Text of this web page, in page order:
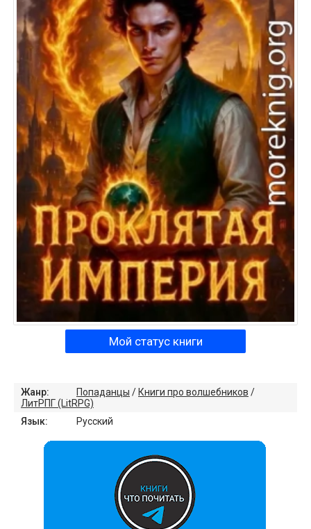
Мой статус книги
Жанр: Попаданцы / Книги про волшебников /
ЛитРПГ (LitRPG)
Язык:
Русский